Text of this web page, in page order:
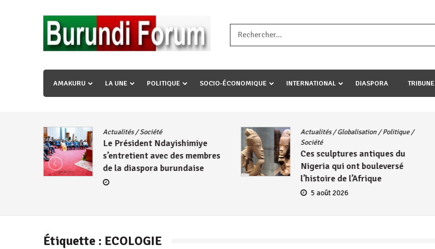
« Ingorane si ugupfa , ingorane ni ugupfa nabi ,gupfa ataco umariye umuryango wawe canke igihugu
uzopfire neza umuryango n’igihugu cakwibarutse ? »
AMAKURU LA UNE POLITIQUE SOCIO-ÉCONOMIQUE INTERNATIONAL DIASPORA
Actualités/Société
Le Président Ndayishimiye
s’entretient avec des membres
de la diaspora burundaise
Actualités/Globalisation/Politique/
Société
Ces sculptures antiques du
Nigeria qui ont bouleversé
l’histoire de l’Afrique
5 août 2026
Étiquette : ECOLOGIE